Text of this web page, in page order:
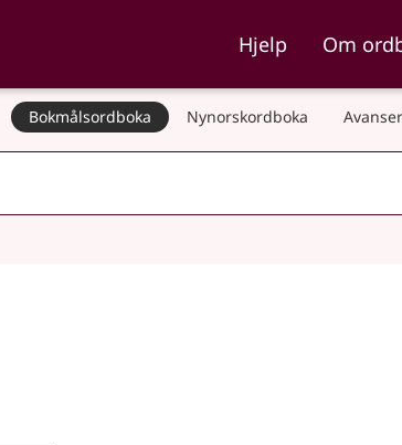
Hjelp Om
Bokmålsordboka Nynorskordboka